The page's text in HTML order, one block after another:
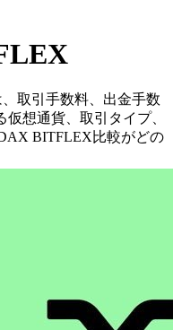
取引手数料、出金手数
想通貨、取引タイプ、
BITFLEX比較がどの